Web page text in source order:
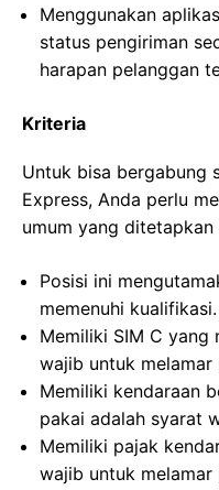
Menggunakan
status pengiriman
harapan pelanggan
Kriteria
Untuk bisa bergabung
Express, Anda perlu
umum yang
Posisi ini
memenuhi kualifikasi.
Memiliki SIM C yang
wajib untuk melamar
Memiliki kendaraan
pakai adalah syarat
Memiliki pajak
wajib untuk melamar